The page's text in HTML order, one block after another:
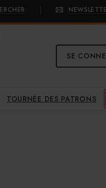
SE
TOURNÉE DES PATRONS